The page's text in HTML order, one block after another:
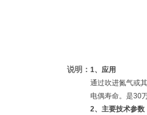
说明： 1、应用
通过吹进氮气或
电偶寿命。是30
2、主要技术参数